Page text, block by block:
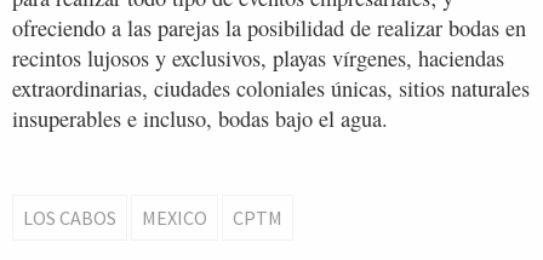
ofreciendo a las parejas la posibilidad de realizar bodas en
recintos lujosos y exclusivos, playas vírgenes, haciendas
extraordinarias, ciudades coloniales únicas, sitios naturales
insuperables e incluso, bodas bajo el agua.
LOS CABOS MEXICO CPTM